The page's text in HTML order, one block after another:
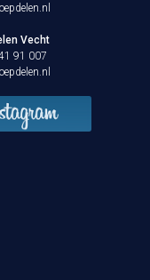
Vecht
91 007